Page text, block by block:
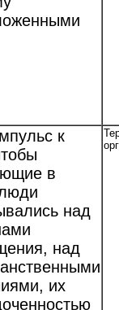
к
в
над
над
их